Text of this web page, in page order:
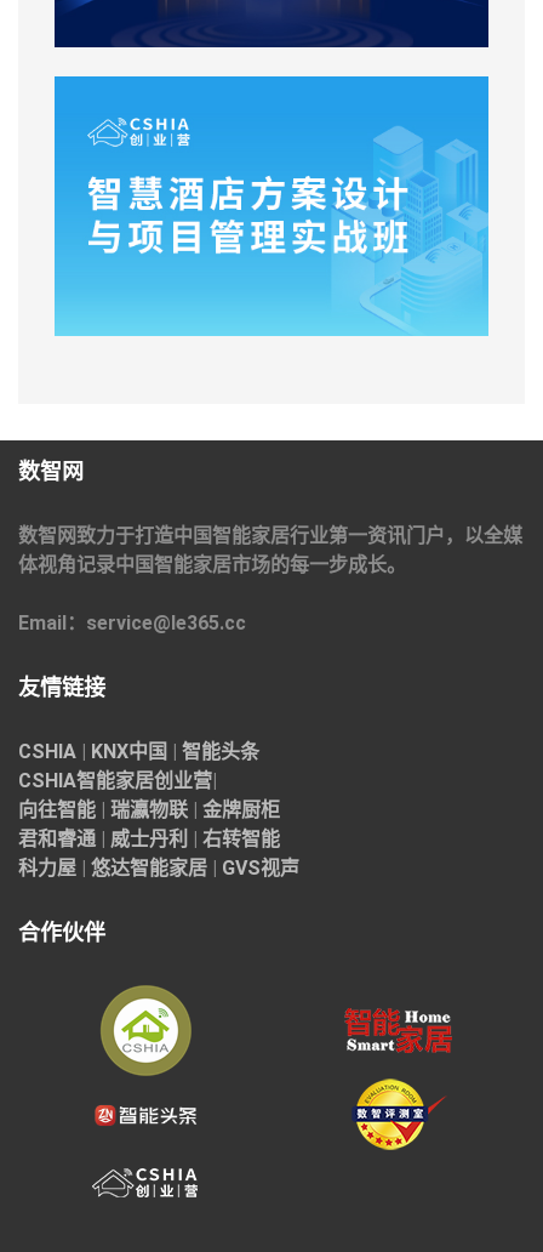
数智网
数智网致力于打造中国智能家居行业第一资讯门户，以全媒
体视角记录中国智能家居市场的每一步成长。
Email：service@le365.cc
友情链接
CSHIA KNX中国
智能头条
CSHIA智能家居创业营
向往智能
瑞瀛物联
金牌厨柜
君和睿通
威士丹利
右转智能
科力屋
悠达智能家居 GVS视声
合作伙伴